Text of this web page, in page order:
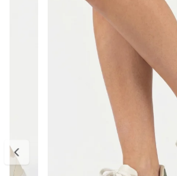
34 — aproximadamente 22,7 cm
35 — aproximadamente 23,3 cm
36 — aproximadamente 24,0 cm
37 — aproximadamente 24,8 cm
38 — aproximadamente 25,5 cm
39 — aproximadamente 26,1 cm
Para escolher o tamanho ideal, meça seu pé
calcanhar e adicione cerca de 0,5 cm de
no uso. Se estiver entre dois tamanhos,
encaixe mais confortável. E, se precisar